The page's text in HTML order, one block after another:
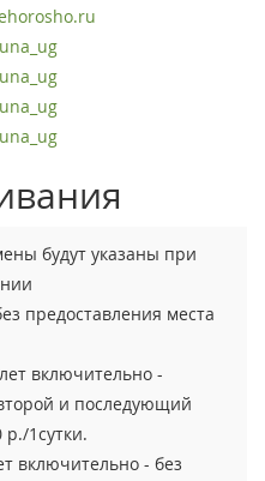
будут указаны при
предоставления места
включительно -
и последующий
р./1сутки.
включительно - без